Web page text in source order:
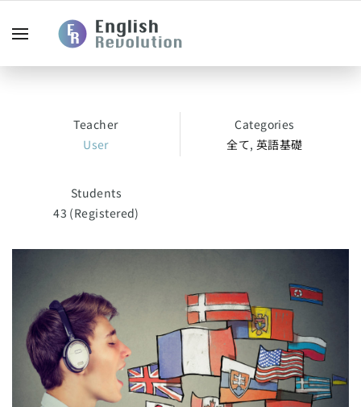
Teacher
User
Categories
全て, 英語基礎
Students
43 (Registered)